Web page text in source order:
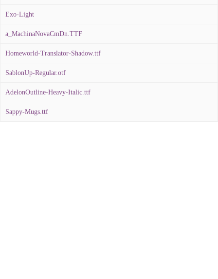
Exo-Light
a_MachinaNovaCmDn.TTF
Homeworld-Translator-Shadow.ttf
SablonUp-Regular.otf
AdelonOutline-Heavy-Italic.ttf
Sappy-Mugs.ttf